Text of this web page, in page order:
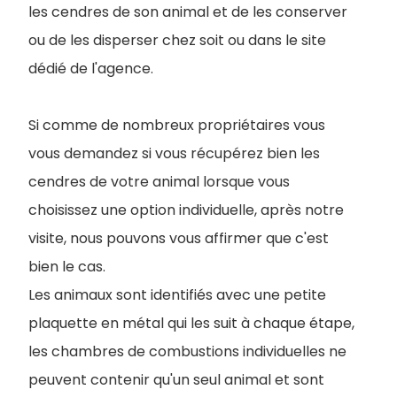
les cendres de son animal et de les conserver
ou de les disperser chez soit ou dans le site
dédié de l'agence.
Si comme de nombreux propriétaires vous
vous demandez si vous récupérez bien les
cendres de votre animal lorsque vous
choisissez une option individuelle, après notre
visite, nous pouvons vous affirmer que c'est
bien le cas.
Les animaux sont identifiés avec une petite
plaquette en métal qui les suit à chaque étape,
les chambres de combustions individuelles ne
peuvent contenir qu'un seul animal et sont